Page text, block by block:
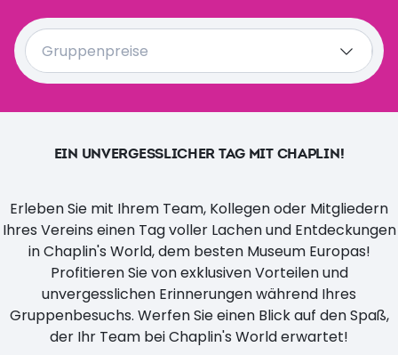
Gruppenpreise
EIN UNVERGESSLICHER TAG MIT CHAPLIN!
Erleben Sie mit Ihrem Team, Kollegen oder Mitgliedern
Ihres Vereins einen Tag voller Lachen und Entdeckungen
in Chaplin's World, dem besten Museum Europas!
Profitieren Sie von exklusiven Vorteilen und
unvergesslichen Erinnerungen während Ihres
Gruppenbesuchs. Werfen Sie einen Blick auf den Spaß,
der Ihr Team bei Chaplin's World erwartet!